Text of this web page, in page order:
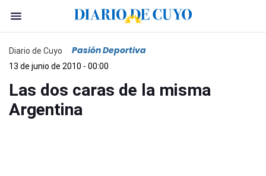
Diario de Cuyo Pasión Deportiva
13 de junio de 2010 - 00:00
Las dos caras de la misma
Argentina